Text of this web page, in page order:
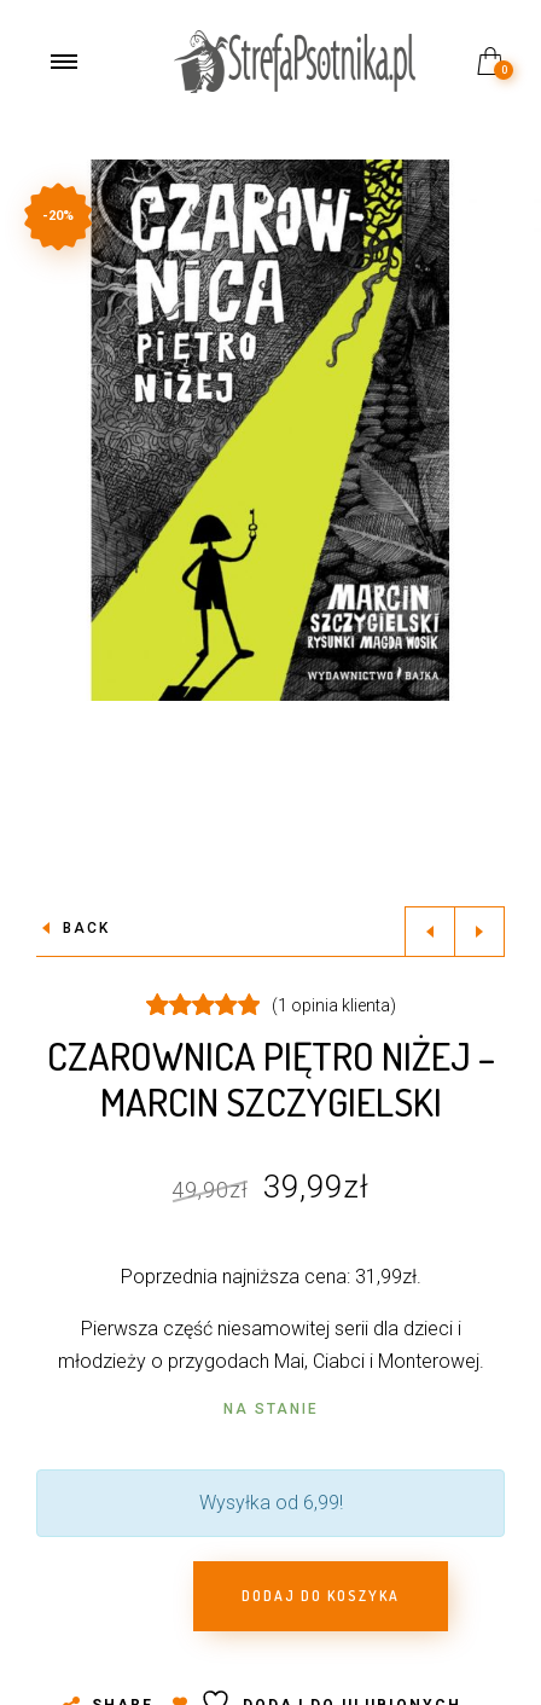
0
-20%
BACK
Oceniony
5.00na 5
na
podstawie
1
(1 opinia klienta)
CZAROWNICA PIĘTRO NIŻEJ –
MARCIN SZCZYGIELSKI
49,90zł
Pierwotna
wynosiła:
49,90zł.
39,99zł
wynosi:
39,99zł.
Poprzednia najniższa cena: 31,99zł.
Pierwsza część niesamowitej serii dla dzieci i
młodzieży o przygodach Mai, Ciabci i Monterowej.
NA STANIE
Wysyłka od 6,99!
DODAJ DO KOSZYKA